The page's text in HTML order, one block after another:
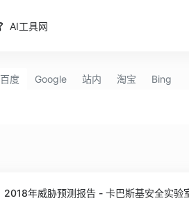
AI工具网
百度 Google 站内 淘宝 Bing
2018年威胁预测报告 - 卡巴斯基安全实验